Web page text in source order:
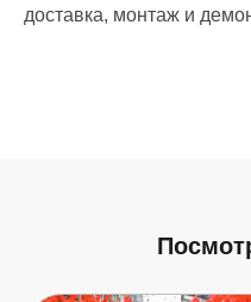
доставка, монтаж и